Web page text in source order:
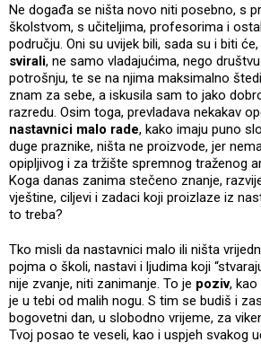
Ne događa se ništa novo niti posebno, s
školstvom, s učiteljima, profesorima i
području. Oni su uvijek bili, sada su i biti će,
svirali, ne samo vladajućima, nego
potrošnju, te se na njima maksimalno
znam za sebe, a iskusila sam to jako
razredu. Osim toga, prevladava nekakav
nastavnici malo rade, kako imaju puno
duge praznike, ništa ne proizvode, jer
opipljivog i za tržište spremnog traženog
Koga danas zanima stečeno znanje,
vještine, ciljevi i zadaci koji proizlaze iz
to treba?
Tko misli da nastavnici malo ili ništa
pojma o školi, nastavi i ljudima koji
nije zvanje, niti zanimanje. To je poziv, kao
je u tebi od malih nogu. S tim se budiš i
bogovetni dan, u slobodno vrijeme, za
Tvoj posao te veseli, kao i uspjeh svakog